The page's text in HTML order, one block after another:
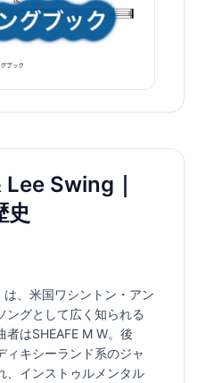
Swing｜
史
、米国ワシントン・アン
ングとして広く知られる
はSHEAFE M W。後
ィキシーランド系のジャ
、インストゥルメンタル